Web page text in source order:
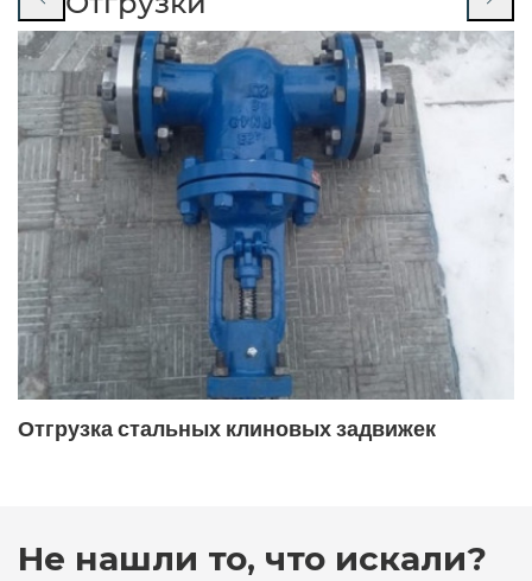
19с17нж 19с38нж
19с38нж межфланцевый
19с38нж под приварку
19с38нж фланцевый 19с47нж
19с47нж ДУ400 19с53нж
19с53нж ду100 ру40 19с53нж ду50
19с53нж ду80 19с53нж ду80 ру40
19с76нж 19с76нж ду80 ру16
19с76нж поворотный
19ч16бр ДУ150 19ч21бр ду100
Отгрузка стальных клиновых задвижек
Не нашли то, что искали?